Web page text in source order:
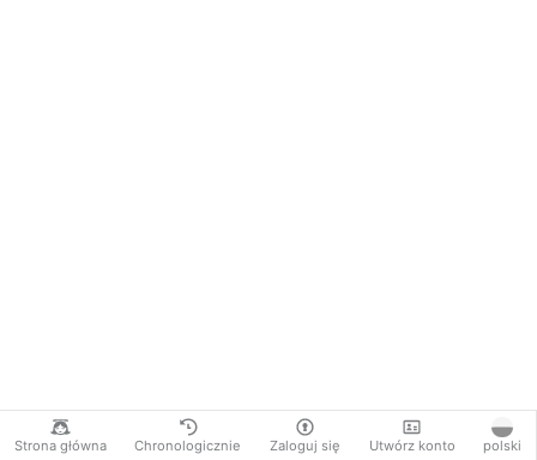
Strona główna Chronologicznie Zaloguj się Utwórz konto polski